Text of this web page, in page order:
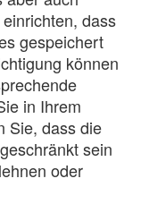
dass
gespeichert
können
in Ihrem
Sie, dass die
sein
oder